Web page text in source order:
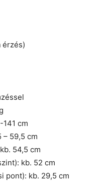
érzés)
141 cm
– 59,5 cm
54,5 cm
kb. 52 cm
pont): kb. 29,5 cm